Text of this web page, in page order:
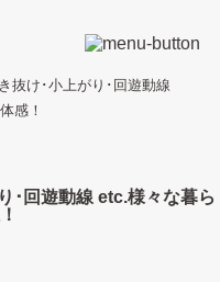
抜け･小上がり･回遊動線
感！
･回遊動線 etc.様々な暮ら